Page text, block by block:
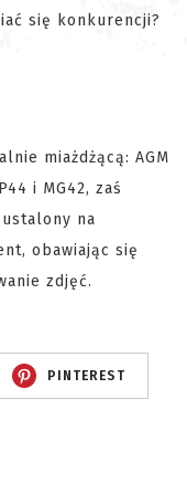
się konkurencji?
miażdżącą: AGM
i MG42, zaś
na
obawiając się
zdjęć.
PINTEREST